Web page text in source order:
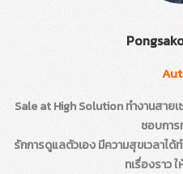
Sale at High Solution ทำงานสา
ชอบการ
รักการดูแลตัวเอง มีความสุขเวลาไ
ทเรื่องราว